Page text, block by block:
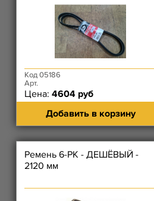
Код 05186
Арт.
Цена: 4604 руб
Добавить в корзину
Ремень 6-РК - ДЕШЁВЫЙ -
2120 мм